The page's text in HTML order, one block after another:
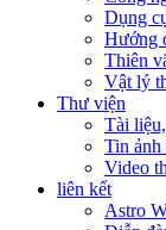
Dụng
Hướng
Thiên
Vật lý
Thư viện
Tài
Tin ảnh
Video
liên kết
Astro